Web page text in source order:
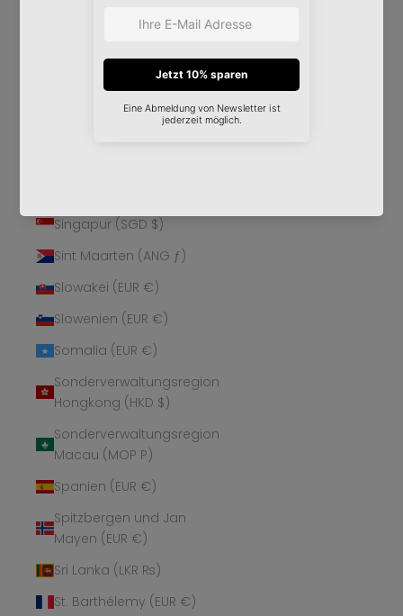
Schweiz (CHF CHF)
Senegal (XOF Fr)
Seychellen (EUR €)
Singapur (SGD $)
Sint Maarten (ANG ƒ)
Slowakei (EUR €)
Slowenien (EUR €)
Somalia (EUR €)
Sonderverwaltungsregion
Hongkong (HKD $)
Sonderverwaltungsregion
Macau (MOP P)
Spanien (EUR €)
Spitzbergen und Jan
Mayen (EUR €)
Sri Lanka (LKR ₨)
St. Barthélemy (EUR €)